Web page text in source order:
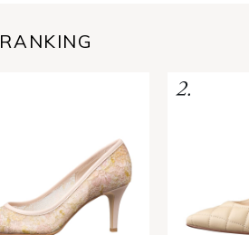
RANKING